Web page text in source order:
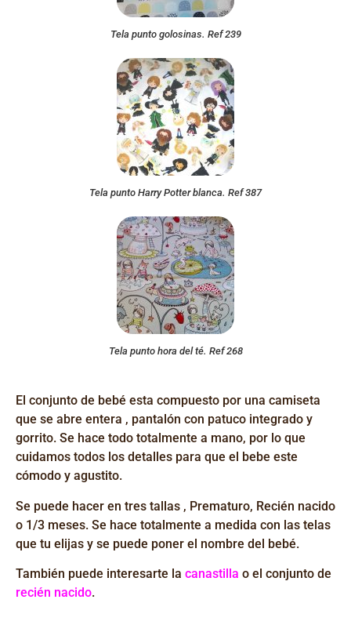
Tela punto golosinas. Ref 239
Tela punto Harry Potter blanca. Ref 387
Tela punto hora del té. Ref 268
El conjunto de bebé esta compuesto por una camiseta
que se abre entera , pantalón con patuco integrado y
gorrito. Se hace todo totalmente a mano, por lo que
cuidamos todos los detalles para que el bebe este
cómodo y agustito.
Se puede hacer en tres tallas , Prematuro, Recién nacido
o 1/3 meses. Se hace totalmente a medida con las telas
que tu elijas y se puede poner el nombre del bebé.
También puede interesarte la canastilla o el conjunto de
recién nacido.